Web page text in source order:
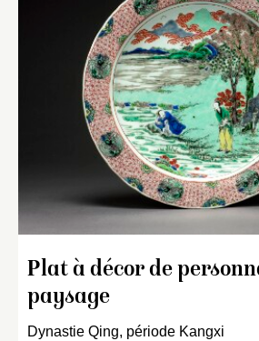
Plat à décor de
paysage
Dynastie Qing, période Kangxi